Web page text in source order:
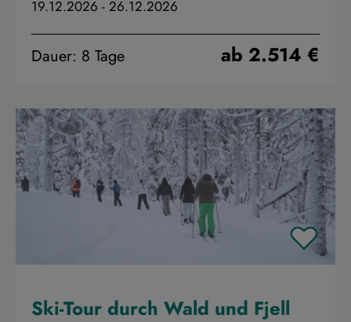
19.12.2026 - 26.12.2026
Dauer: 8 Tage ab 2.514 €
Ski-Tour durch Wald und Fjell